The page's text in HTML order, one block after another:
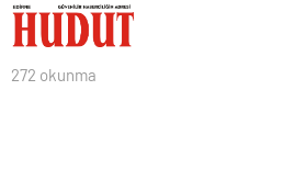
272 okunma